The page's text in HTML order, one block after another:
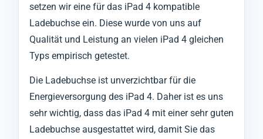
setzen wir eine für das iPad 4 kompatible
Ladebuchse ein. Diese wurde von uns auf
Qualität und Leistung an vielen iPad 4 gleichen
Typs empirisch getestet.
Die Ladebuchse ist unverzichtbar für die
Energieversorgung des iPad 4. Daher ist es uns
sehr wichtig, dass das iPad 4 mit einer sehr guten
Ladebuchse ausgestattet wird, damit Sie das